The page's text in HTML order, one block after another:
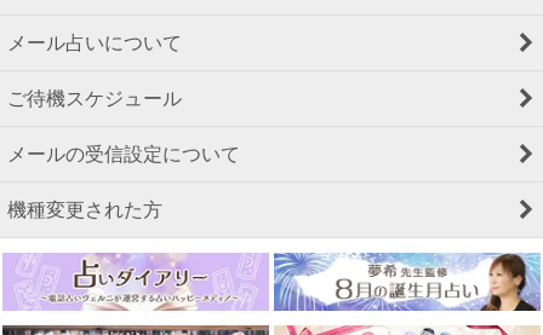
メール占いについて
ご待機スケジュール
メールの受信設定について
機種変更された方